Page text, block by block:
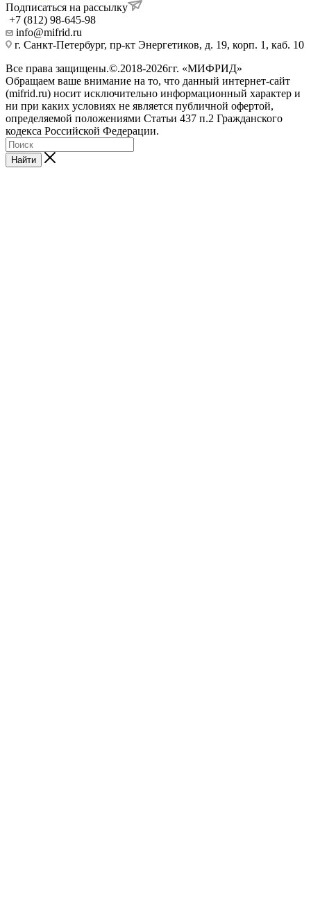
Подписаться на рассылку
+7 (812) 98-645-98
info@mifrid.ru
г. Санкт-Петербург, пр-кт Энергетиков, д. 19, корп. 1, каб. 10
Все права защищены.©.2018-2026гг. «МИФРИД»
Обращаем ваше внимание на то, что данный интернет-сайт
(mifrid.ru) носит исключительно информационный характер и
ни при каких условиях не является публичной офертой,
определяемой положениями Статьи 437 п.2 Гражданского
кодекса Российской Федерации.
Найти